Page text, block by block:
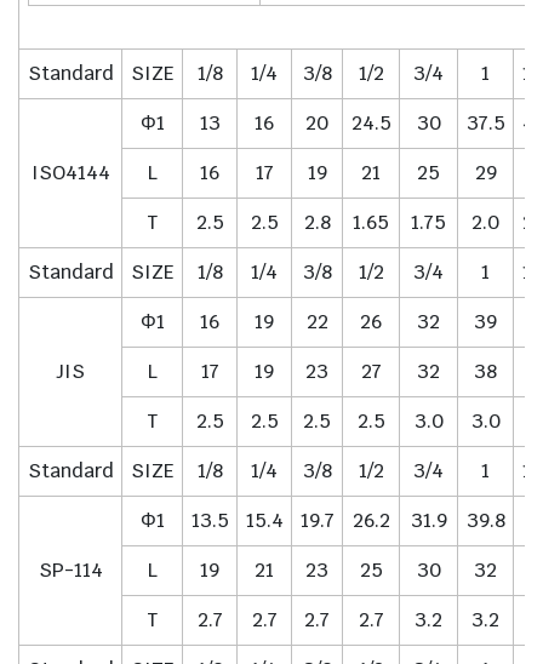
Standard SIZE 1/8 1/4 3/8 1/2 3/4 1
ISO4144
Φ1 13 16 20 24.5 30 37.5
L
16 17 19 21 25 29
T
2.5 2.5 2.8 1.65 1.75 2.0
Standard
SIZE 1/8 1/4 3/8 1/2 3/4 1
JIS
Φ1 16 19 22 26 32 39
L
17 19 23 27 32 38
T
2.5 2.5 2.5 2.5 3.0 3.0
Standard
SIZE 1/8 1/4 3/8 1/2 3/4 1
SP-114
Φ1 13.5 15.4 19.7 26.2 31.9 39.8
L
19 21 23 25 30 32
T
2.7 2.7 2.7 2.7 3.2 3.2